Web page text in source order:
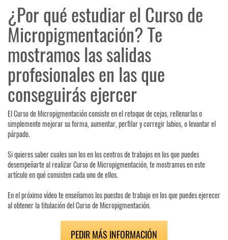
¿Por qué estudiar el Curso de
Micropigmentación? Te
mostramos las salidas
profesionales en las que
conseguirás ejercer
El Curso de Micropigmentación consiste en el retoque de cejas, rellenarlas o
simplemente mejorar su forma, aumentar, perfilar y corregir labios, o levantar el
párpado.
Si quieres saber cuales son los en los centros de trabajos en los que puedes
desempeñarte al realizar Curso de Micropigmentación, te mostramos en este
artículo en qué consisten cada uno de ellos.
En el próximo vídeo te enseñamos los puestos de trabajo en los que puedes ejerecer
al obtener la titulación del Curso de Micropigmentación.
PEDIR MÁS INFORMACIÓN